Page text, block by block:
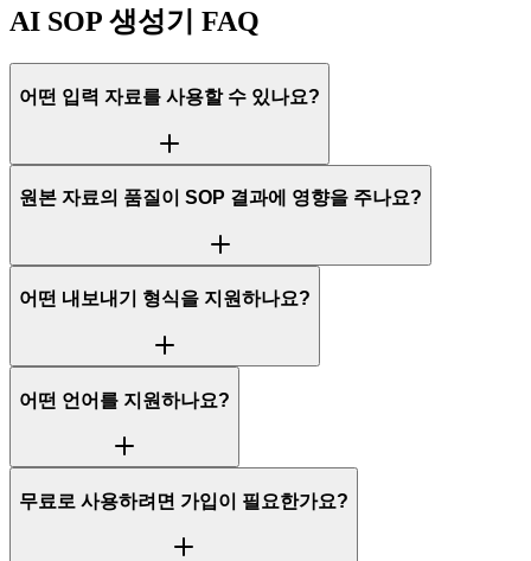
AI SOP 생성기 FAQ
어떤 입력 자료를 사용할 수 있나요?
원본 자료의 품질이 SOP 결과에 영향을 주나요?
어떤 내보내기 형식을 지원하나요?
어떤 언어를 지원하나요?
무료로 사용하려면 가입이 필요한가요?